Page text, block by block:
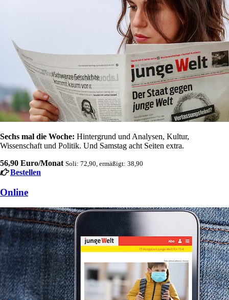
Sechs mal die Woche: Hintergrund und Analysen, Kultur,
Wissenschaft und Politik. Und Samstag acht Seiten extra.
56,90 Euro/Monat Soli: 72,90, ermäßigt: 38,90
Bestellen
Online